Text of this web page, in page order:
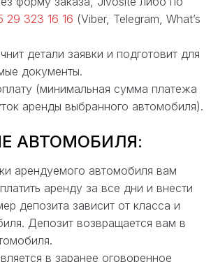
29 323 16 16 (Viber, Telegram, What’s
детали заявки и подготовит для
документы.
(минимальная сумма платежа
аренды выбранного автомобиля).
АВТОМОБИЛЯ:
арендуемого автомобиля вам
аренду за все дни и внести
депозита зависит от класса и
Депозит возвращается вам в
в заранее оговоренное